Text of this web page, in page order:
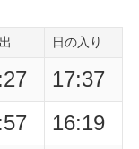
日の入り
17:37
16:19